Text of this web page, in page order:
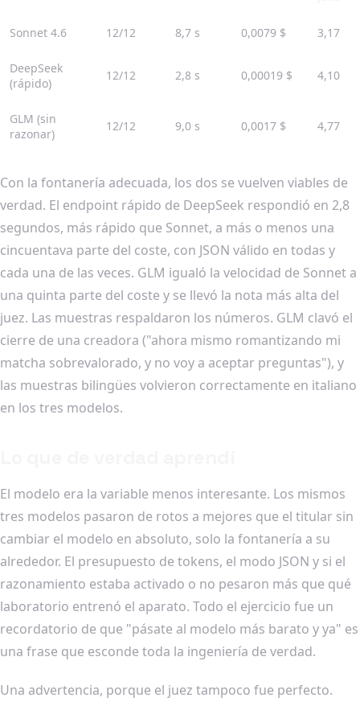
Sonnet 4.6 12/12 8,7 s 0,0079 $ 3,17
DeepSeek
(rápido)
12/12 2,8 s 0,00019 $ 4,10
GLM (sin
razonar)
12/12 9,0 s 0,0017 $ 4,77
Con la fontanería adecuada, los dos se vuelven viables de
verdad. El endpoint rápido de DeepSeek respondió en 2,8
segundos, más rápido que Sonnet, a más o menos una
cincuentava parte del coste, con JSON válido en todas y
cada una de las veces. GLM igualó la velocidad de Sonnet a
una quinta parte del coste y se llevó la nota más alta del
juez. Las muestras respaldaron los números. GLM clavó el
cierre de una creadora ("ahora mismo romantizando mi
matcha sobrevalorado, y no voy a aceptar preguntas"), y
las muestras bilingües volvieron correctamente en italiano
en los tres modelos.
El modelo era la variable menos interesante. Los mismos
tres modelos pasaron de rotos a mejores que el titular sin
cambiar el modelo en absoluto, solo la fontanería a su
alrededor. El presupuesto de tokens, el modo JSON y si el
razonamiento estaba activado o no pesaron más que qué
laboratorio entrenó el aparato. Todo el ejercicio fue un
recordatorio de que "pásate al modelo más barato y ya" es
una frase que esconde toda la ingeniería de verdad.
Una advertencia, porque el juez tampoco fue perfecto.